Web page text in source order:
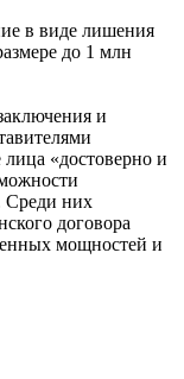
в виде лишения
до 1 млн
и
«достоверно и
Среди них
договора
мощностей и